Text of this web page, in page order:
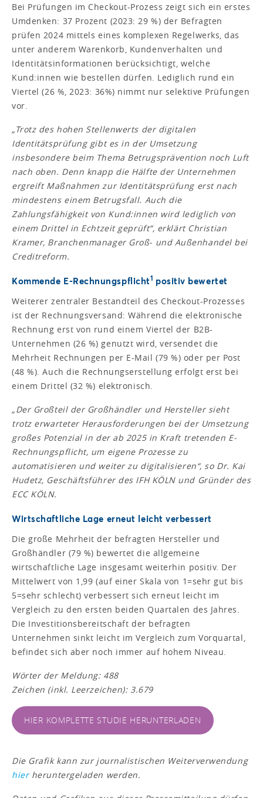
Bei Prüfungen im Checkout-Prozess zeigt sich ein erstes
Umdenken: 37 Prozent (2023: 29 %) der Befragten
prüfen 2024 mittels eines komplexen Regelwerks, das
unter anderem Warenkorb, Kundenverhalten und
Identitätsinformationen berücksichtigt, welche
Kund:innen wie bestellen dürfen. Lediglich rund ein
Viertel (26 %, 2023: 36%) nimmt nur selektive Prüfungen
vor.
„Trotz des hohen Stellenwerts der digitalen
Identitätsprüfung gibt es in der Umsetzung
insbesondere beim Thema Betrugsprävention noch Luft
nach oben. Denn knapp die Hälfte der Unternehmen
ergreift Maßnahmen zur Identitätsprüfung erst nach
mindestens einem Betrugsfall. Auch die
Zahlungsfähigkeit von Kund:innen wird lediglich von
einem Drittel in Echtzeit geprüft“, erklärt Christian
Kramer, Branchenmanager Groß- und Außenhandel bei
Creditreform.
Kommende E-Rechnungspflicht1 positiv bewertet
Weiterer zentraler Bestandteil des Checkout-Prozesses
ist der Rechnungsversand: Während die elektronische
Rechnung erst von rund einem Viertel der B2B-
Unternehmen (26 %) genutzt wird, versendet die
Mehrheit Rechnungen per E-Mail (79 %) oder per Post
(48 %). Auch die Rechnungserstellung erfolgt erst bei
einem Drittel (32 %) elektronisch.
„Der Großteil der Großhändler und Hersteller sieht
trotz erwarteter Herausforderungen bei der Umsetzung
großes Potenzial in der ab 2025 in Kraft tretenden E-
Rechnungspflicht, um eigene Prozesse zu
automatisieren und weiter zu digitalisieren“, so Dr. Kai
Hudetz, Geschäftsführer des IFH KÖLN und Gründer des
ECC KÖLN.
Wirtschaftliche Lage erneut leicht verbessert
Die große Mehrheit der befragten Hersteller und
Großhändler (79 %) bewertet die allgemeine
wirtschaftliche Lage insgesamt weiterhin positiv. Der
Mittelwert von 1,99 (auf einer Skala von 1=sehr gut bis
5=sehr schlecht) verbessert sich erneut leicht im
Vergleich zu den ersten beiden Quartalen des Jahres.
Die Investitionsbereitschaft der befragten
Unternehmen sinkt leicht im Vergleich zum Vorquartal,
befindet sich aber noch immer auf hohem Niveau.
Wörter der Meldung: 488
Zeichen (inkl. Leerzeichen): 3.679
HIER KOMPLETTE STUDIE HERUNTERLADEN
Die Grafik kann zur journalistischen Weiterverwendung
hier heruntergeladen werden.